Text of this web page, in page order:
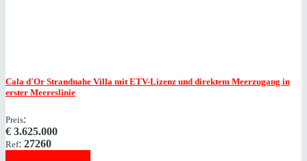
Cala d`Or Strandnahe Villa mit ETV-Lizenz und direktem Meerzugang in
erster Meereslinie
Preis:
€ 3.625.000
Ref: 27260